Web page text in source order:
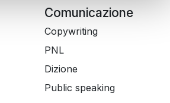
Comunicazione
Copywriting
PNL
Dizione
Public speaking